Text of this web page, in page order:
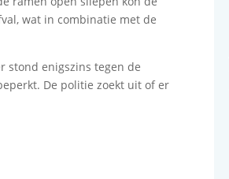
wat in combinatie met de
stond enigszins tegen de
De politie zoekt uit of er